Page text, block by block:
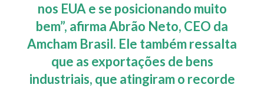
nos EUA e se posicionando muito
bem”, afirma Abrão Neto, CEO da
Amcham Brasil. Ele também ressalta
que as exportações de bens
industriais, que atingiram o recorde